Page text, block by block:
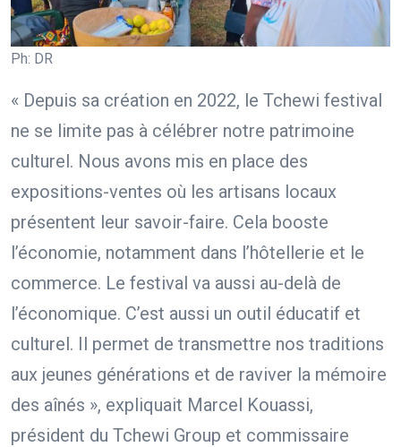
Ph: DR
« Depuis sa création en 2022, le Tchewi festival
ne se limite pas à célébrer notre patrimoine
culturel. Nous avons mis en place des
expositions-ventes où les artisans locaux
présentent leur savoir-faire. Cela booste
l’économie, notamment dans l’hôtellerie et le
commerce. Le festival va aussi au-delà de
l’économique. C’est aussi un outil éducatif et
culturel. Il permet de transmettre nos traditions
aux jeunes générations et de raviver la mémoire
des aînés », expliquait Marcel Kouassi,
président du Tchewi Group et commissaire